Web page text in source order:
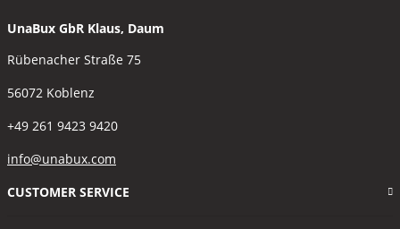
UnaBux GbR Klaus, Daum
Rübenacher Straße 75
56072 Koblenz
+49 261 9423 9420
info@unabux.com
CUSTOMER SERVICE